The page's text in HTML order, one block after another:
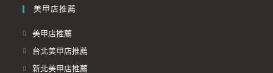
美甲店推薦
美甲店推薦
台北美甲店推薦
新北美甲店推薦